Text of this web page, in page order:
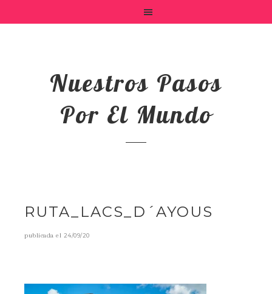
Nuestros Pasos
Por El Mundo
RUTA_LACS_D´AYOUS
publicada el 24/09/20